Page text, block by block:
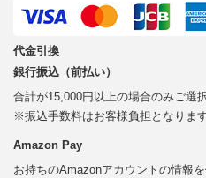
代金引換
銀行振込（前払い）
合計が15,000円以上の場合のみご選
※振込手数料はお客様負担となります
Amazon Pay
お持ちのAmazonアカウントの情報